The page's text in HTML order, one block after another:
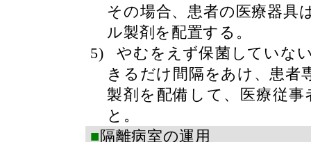
その場合、患者の医療器具
ル製剤を配置する。
5)
やむをえず保菌していな
きるだけ間隔をあけ、患者
製剤を配備して、医療従
と。
■隔離病室の運用